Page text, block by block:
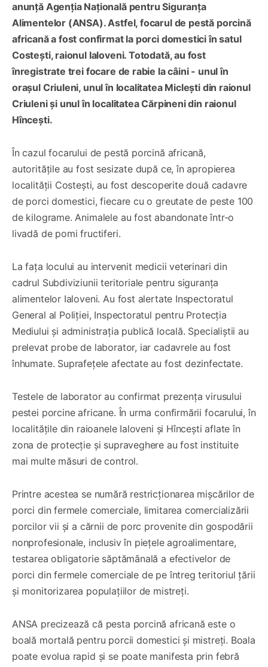
anunță Agenția Națională pentru Siguranța
Alimentelor (ANSA). Astfel, focarul de pestă porcină
africană a fost confirmat la porci domestici în satul
Costești, raionul Ialoveni. Totodată, au fost
înregistrate trei focare de rabie la câini - unul în
orașul Criuleni, unul în localitatea Miclești din raionul
Criuleni și unul în localitatea Cărpineni din raionul
Hîncești.
În cazul focarului de pestă porcină africană,
autoritățile au fost sesizate după ce, în apropierea
localității Costești, au fost descoperite două cadavre
de porci domestici, fiecare cu o greutate de peste 100
de kilograme. Animalele au fost abandonate într-o
livadă de pomi fructiferi.
La fața locului au intervenit medicii veterinari din
cadrul Subdiviziunii teritoriale pentru siguranța
alimentelor Ialoveni. Au fost alertate Inspectoratul
General al Poliției, Inspectoratul pentru Protecția
Mediului și administrația publică locală. Specialiștii au
prelevat probe de laborator, iar cadavrele au fost
înhumate. Suprafețele afectate au fost dezinfectate.
Testele de laborator au confirmat prezența virusului
pestei porcine africane. În urma confirmării focarului, în
localitățile din raioanele Ialoveni și Hîncești aflate în
zona de protecție și supraveghere au fost instituite
mai multe măsuri de control.
Printre acestea se numără restricționarea mișcărilor de
porci din fermele comerciale, limitarea comercializării
porcilor vii și a cărnii de porc provenite din gospodării
nonprofesionale, inclusiv în piețele agroalimentare,
testarea obligatorie săptămânală a efectivelor de
porci din fermele comerciale de pe întreg teritoriul țării
și monitorizarea populațiilor de mistreți.
ANSA precizează că pesta porcină africană este o
boală mortală pentru porcii domestici și mistreți. Boala
poate evolua rapid și se poate manifesta prin febră